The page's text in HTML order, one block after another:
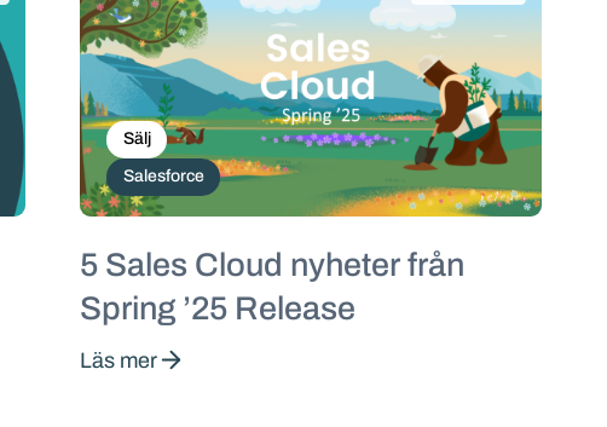
Sälj
Salesforce
5 Sales Cloud nyheter från
Spring ’25 Release
Läs mer